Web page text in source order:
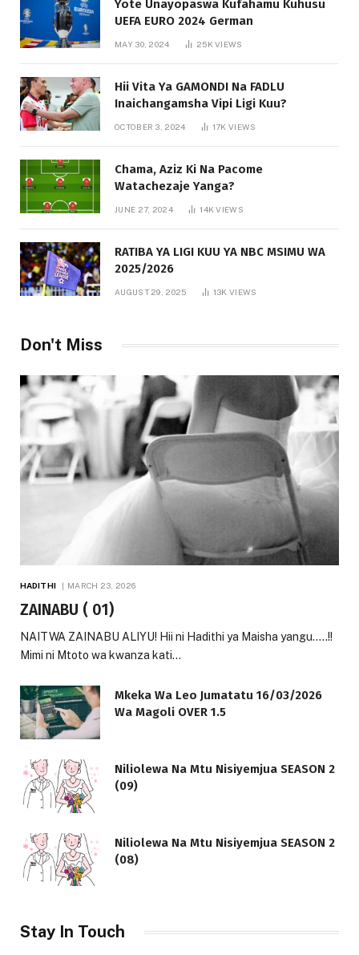
Yote Unayopaswa Kufahamu Kuhusu
UEFA EURO 2024 German
MAY 30, 2024 25KVIEWS
Hii Vita Ya GAMONDI Na FADLU
Inaichangamsha Vipi Ligi Kuu?
OCTOBER 3, 2024 17KVIEWS
Chama, Aziz Ki Na Pacome
Watachezaje Yanga?
JUNE 27, 2024 14KVIEWS
RATIBA YA LIGI KUU YA NBC MSIMU WA
2025/2026
AUGUST 29, 2025 13KVIEWS
Don't Miss
HADITHI MARCH 23, 2026
ZAINABU ( 01)
NAITWA ZAINABU ALIYU! Hii ni Hadithi ya Maisha yangu…..!!
Mimi ni Mtoto wa kwanza kati…
Mkeka Wa Leo Jumatatu 16/03/2026
Wa Magoli OVER 1.5
Niliolewa Na Mtu Nisiyemjua SEASON 2
(09)
Niliolewa Na Mtu Nisiyemjua SEASON 2
(08)
Stay In Touch